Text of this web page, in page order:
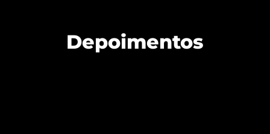
Depoimentos